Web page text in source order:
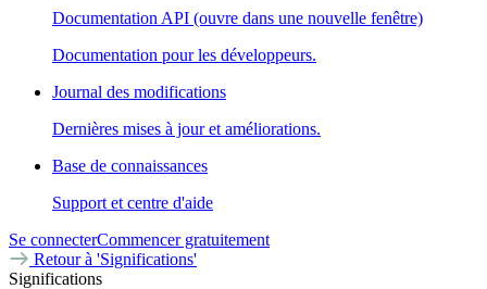
Documentation API (ouvre dans une nouvelle fenêtre)
Documentation pour les développeurs.
Journal des modifications
Dernières mises à jour et améliorations.
Base de connaissances
Support et centre d'aide
Se connecterCommencer gratuitement
Retour à 'Significations'
Significations